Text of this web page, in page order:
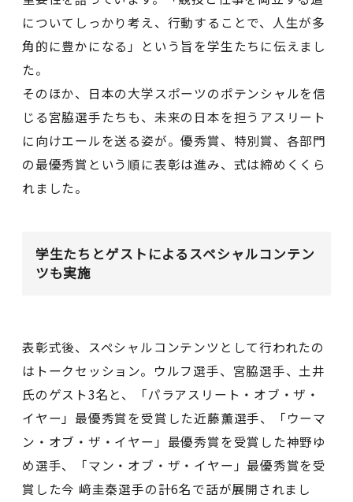
についてしっかり考え、行動することで、人生が多
角的に豊かになる」という旨を学生たちに伝えまし
た。
そのほか、⽇本の⼤学スポーツのポテンシャルを信
じる宮脇選⼿たちも、未来の日本を担うアスリート
に向けエールを送る姿が。優秀賞、特別賞、各部⾨
の最優秀賞という順に表彰は進み、式は締めくくら
れました。
学生たちとゲストによるスペシャルコンテン
ツも実施
表彰式後、スペシャルコンテンツとして行われたの
はトークセッション。ウルフ選⼿、宮脇選⼿、⼟井
⽒のゲスト3名と、「パラアスリート・オブ・ザ・
イヤー」最優秀賞を受賞した近藤薫選⼿、「ウーマ
ン・オブ・ザ・イヤー」最優秀賞を受賞した神野ゆ
め選⼿、「マン・オブ・ザ・イヤー」最優秀賞を受
賞した今 﨑圭秦選⼿の計6名で話が展開されまし